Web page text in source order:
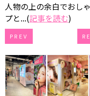
人物の上の余白でおし
プと...(記事を読む)
PREV